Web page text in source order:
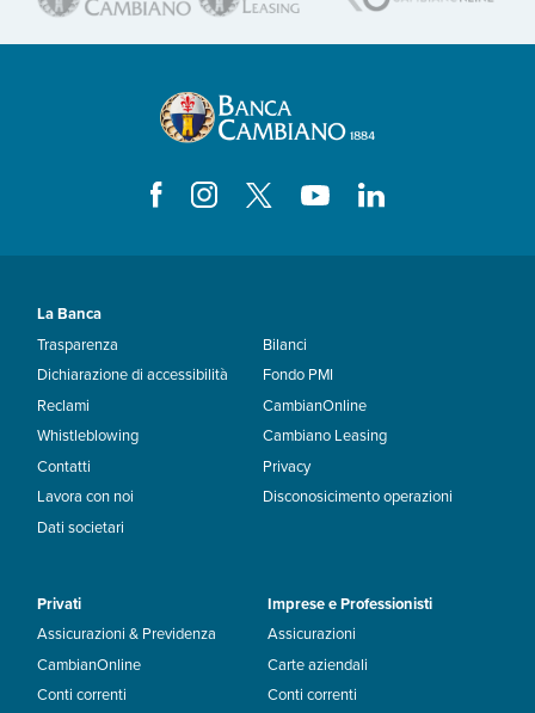
La Banca
Trasparenza
Dichiarazione di accessibilità
Reclami
Whistleblowing
Contatti
Lavora con noi
Dati societari
Bilanci
Fondo PMI
CambianOnline
Cambiano Leasing
Privacy
Disconosicimento operazioni
Privati
Assicurazioni & Previdenza
CambianOnline
Conti correnti
Imprese e Professionisti
Assicurazioni
Carte aziendali
Conti correnti